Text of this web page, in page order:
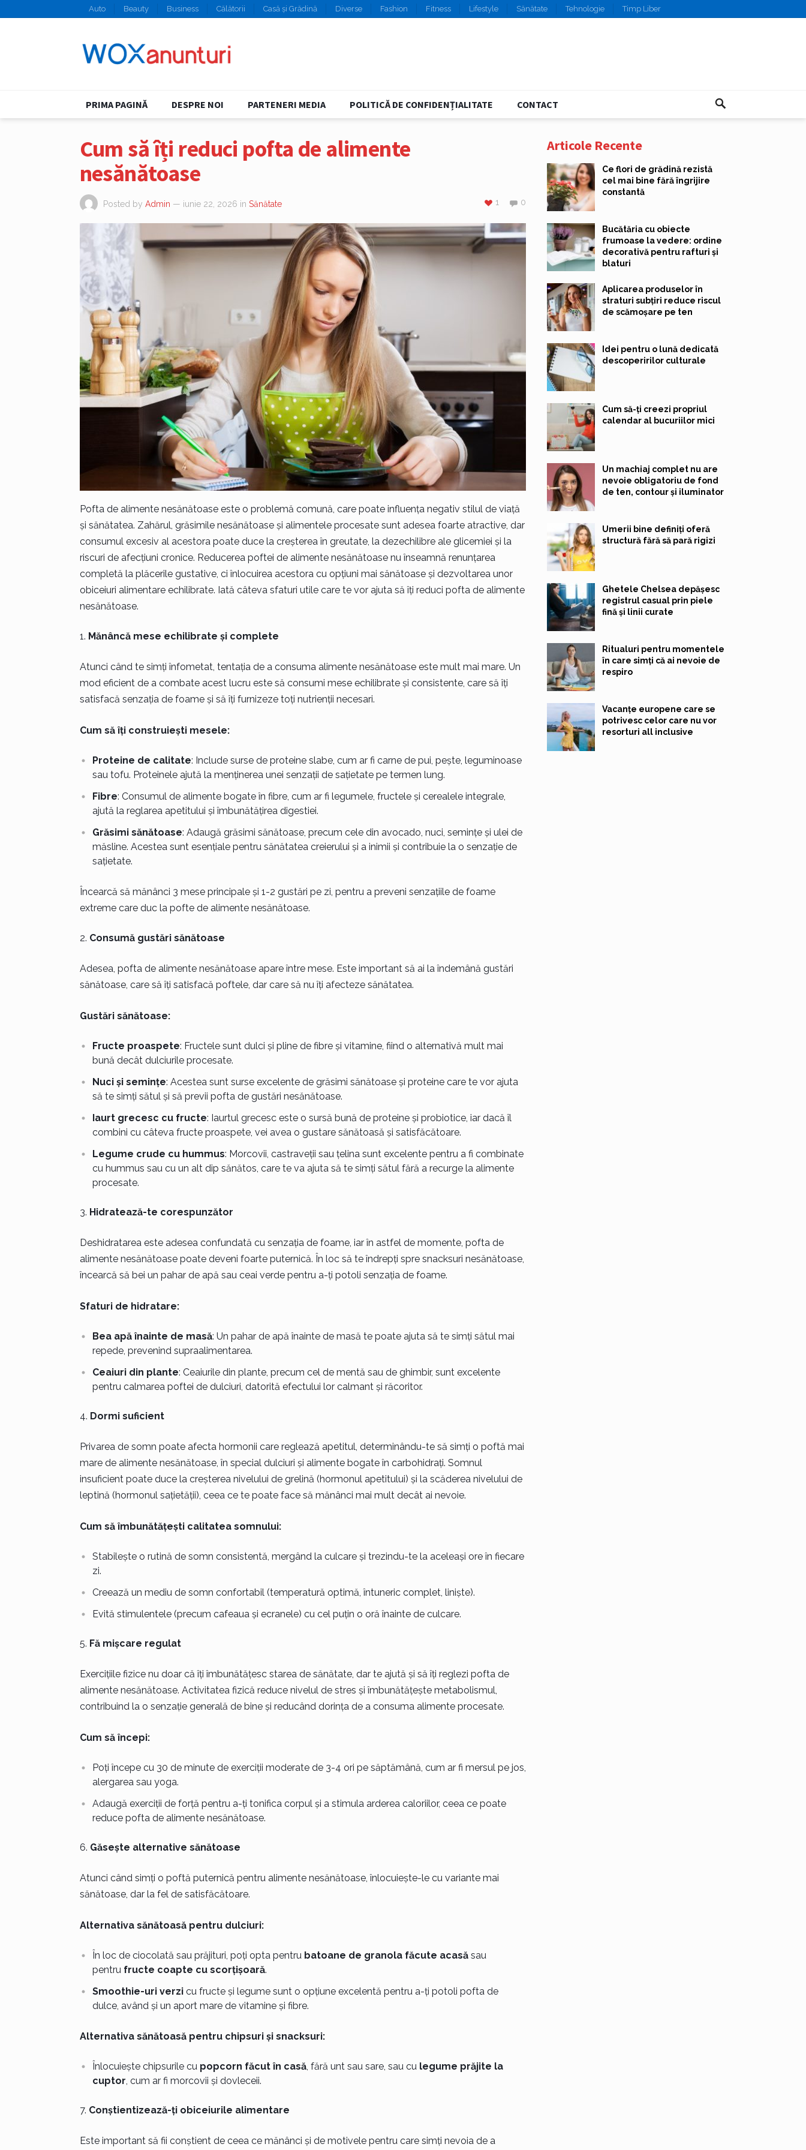
Auto Beauty Business Călătorii Casă și Grădină Diverse Fashion Fitness Lifestyle Sănătate Tehnologie Timp Liber
PRIMA PAGINĂ DESPRE NOI PARTENERI MEDIA POLITICĂ DE CONFIDENȚIALITATE CONTACT
Cum să îți reduci pofta de alimente
nesănătoase
Posted by Admin — iunie 22, 2026 in Sănătate 0
1
Pofta de alimente nesănătoase este o problemă comună, care poate influența negativ stilul de viață
și sănătatea. Zahărul, grăsimile nesănătoase și alimentele procesate sunt adesea foarte atractive, dar
consumul excesiv al acestora poate duce la creșterea în greutate, la dezechilibre ale glicemiei și la
riscuri de afecțiuni cronice. Reducerea poftei de alimente nesănătoase nu înseamnă renunțarea
completă la plăcerile gustative, ci înlocuirea acestora cu opțiuni mai sănătoase și dezvoltarea unor
obiceiuri alimentare echilibrate. Iată câteva sfaturi utile care te vor ajuta să îți reduci pofta de alimente
nesănătoase.
Mănâncă mese echilibrate și complete
Atunci când te simți înfometat, tentația de a consuma alimente nesănătoase este mult mai mare. Un
mod eficient de a combate acest lucru este să consumi mese echilibrate și consistente, care să îți
satisfacă senzația de foame și să îți furnizeze toți nutrienții necesari.
Cum să îți construiești mesele:
Proteine de calitate: Include surse de proteine slabe, cum ar fi carne de pui, pește, leguminoase
sau tofu. Proteinele ajută la menținerea unei senzații de sațietate pe termen lung.
Fibre: Consumul de alimente bogate în fibre, cum ar fi legumele, fructele și cerealele integrale,
ajută la reglarea apetitului și îmbunătățirea digestiei.
Grăsimi sănătoase: Adaugă grăsimi sănătoase, precum cele din avocado, nuci, semințe și ulei de
măsline. Acestea sunt esențiale pentru sănătatea creierului și a inimii și contribuie la o senzație de
sațietate.
Încearcă să mănânci 3 mese principale și 1-2 gustări pe zi, pentru a preveni senzațiile de foame
extreme care duc la pofte de alimente nesănătoase.
Consumă gustări sănătoase
Adesea, pofta de alimente nesănătoase apare între mese. Este important să ai la îndemână gustări
sănătoase, care să îți satisfacă poftele, dar care să nu îți afecteze sănătatea.
Gustări sănătoase:
Fructe proaspete: Fructele sunt dulci și pline de fibre și vitamine, fiind o alternativă mult mai
bună decât dulciurile procesate.
Nuci și semințe: Acestea sunt surse excelente de grăsimi sănătoase și proteine care te vor ajuta
să te simți sătul și să previi pofta de gustări nesănătoase.
Iaurt grecesc cu fructe: Iaurtul grecesc este o sursă bună de proteine și probiotice, iar dacă îl
combini cu câteva fructe proaspete, vei avea o gustare sănătoasă și satisfăcătoare.
Legume crude cu hummus: Morcovii, castraveții sau țelina sunt excelente pentru a fi combinate
cu hummus sau cu un alt dip sănătos, care te va ajuta să te simți sătul fără a recurge la alimente
procesate.
Hidratează-te corespunzător
Deshidratarea este adesea confundată cu senzația de foame, iar în astfel de momente, pofta de
alimente nesănătoase poate deveni foarte puternică. În loc să te îndrepți spre snacksuri nesănătoase,
încearcă să bei un pahar de apă sau ceai verde pentru a-ți potoli senzația de foame.
Sfaturi de hidratare:
Bea apă înainte de masă: Un pahar de apă înainte de masă te poate ajuta să te simți sătul mai
repede, prevenind supraalimentarea.
Ceaiuri din plante: Ceaiurile din plante, precum cel de mentă sau de ghimbir, sunt excelente
pentru calmarea poftei de dulciuri, datorită efectului lor calmant și răcoritor.
Dormi suficient
Privarea de somn poate afecta hormonii care reglează apetitul, determinându-te să simți o poftă mai
mare de alimente nesănătoase, în special dulciuri și alimente bogate în carbohidrați. Somnul
insuficient poate duce la creșterea nivelului de grelină (hormonul apetitului) și la scăderea nivelului de
leptină (hormonul sațietății), ceea ce te poate face să mănânci mai mult decât ai nevoie.
Cum să îmbunătățești calitatea somnului:
Stabilește o rutină de somn consistentă, mergând la culcare și trezindu-te la aceleași ore în fiecare
zi.
Creează un mediu de somn confortabil (temperatură optimă, întuneric complet, liniște).
Evită stimulentele (precum cafeaua și ecranele) cu cel puțin o oră înainte de culcare.
Fă mișcare regulat
Exercițiile fizice nu doar că îți îmbunătățesc starea de sănătate, dar te ajută și să îți reglezi pofta de
alimente nesănătoase. Activitatea fizică reduce nivelul de stres și îmbunătățește metabolismul,
contribuind la o senzație generală de bine și reducând dorința de a consuma alimente procesate.
Cum să începi:
Poți începe cu 30 de minute de exerciții moderate de 3-4 ori pe săptămână, cum ar fi mersul pe jos,
alergarea sau yoga.
Adaugă exerciții de forță pentru a-ți tonifica corpul și a stimula arderea caloriilor, ceea ce poate
reduce pofta de alimente nesănătoase.
Găsește alternative sănătoase
Atunci când simți o poftă puternică pentru alimente nesănătoase, înlocuiește-le cu variante mai
sănătoase, dar la fel de satisfăcătoare.
Alternativa sănătoasă pentru dulciuri:
În loc de ciocolată sau prăjituri, poți opta pentru batoane de granola făcute acasăsau
pentru fructe coapte cu scorțișoară.
Smoothie-uri verzicu fructe și legume sunt o opțiune excelentă pentru a-ți potoli pofta de
dulce, având și un aport mare de vitamine și fibre.
Alternativa sănătoasă pentru chipsuri și snacksuri:
Înlocuiește chipsurile cu popcorn făcut în casă, fără unt sau sare, sau cu legume prăjite la
cuptor, cum ar fi morcovii și dovleceii.
Conștientizează-ți obiceiurile alimentare
Este important să fii conștient de ceea ce mănânci și de motivele pentru care simți nevoia de a
Articole Recente
Ce flori de grădină rezistă
cel mai bine fără îngrijire
constantă
Bucătăria cu obiecte
frumoase la vedere: ordine
decorativă pentru rafturi și
blaturi
Aplicarea produselor în
straturi subțiri reduce riscul
de scămoșare pe ten
Idei pentru o lună dedicată
descoperirilor culturale
Cum să-ți creezi propriul
calendar al bucuriilor mici
Un machiaj complet nu are
nevoie obligatoriu de fond
de ten, contour și iluminator
Umerii bine definiți oferă
structură fără să pară rigizi
Ghetele Chelsea depășesc
registrul casual prin piele
fină și linii curate
Ritualuri pentru momentele
în care simți că ai nevoie de
respiro
Vacanțe europene care se
potrivesc celor care nu vor
resorturi all inclusive